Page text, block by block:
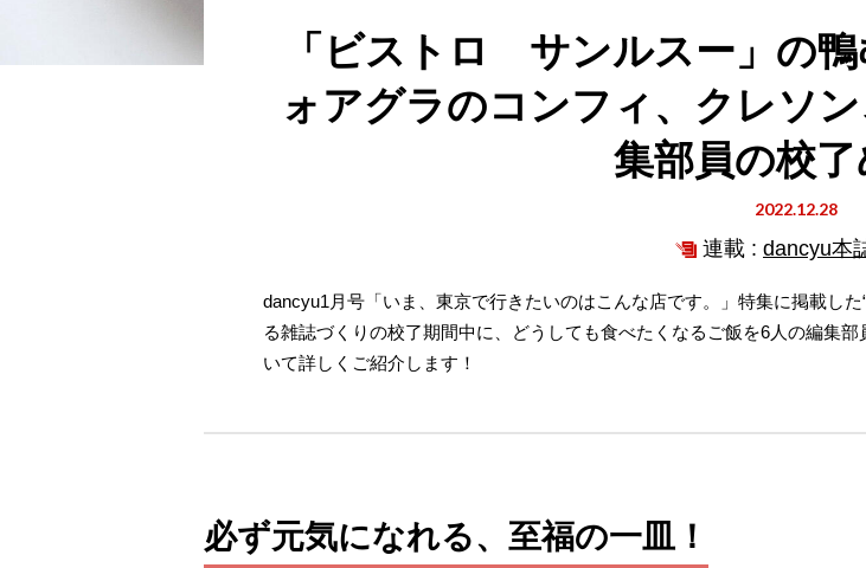
「ビストロ サンルスー」の
ォアグラのコンフィ、クレソ
集部員の校
2022.12.28
連載 : dancyu本
dancyu1月号「いま、東京で行きたいのはこんな店です。」特集に掲載し
る雑誌づくりの校了期間中に、どうしても食べたくなるご飯を6人の編集
いて詳しくご紹介します！
必ず元気になれる、至福の一皿！